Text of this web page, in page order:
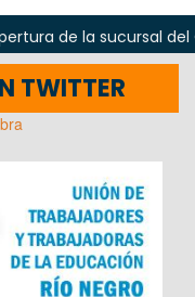
del Correo
TWITTER